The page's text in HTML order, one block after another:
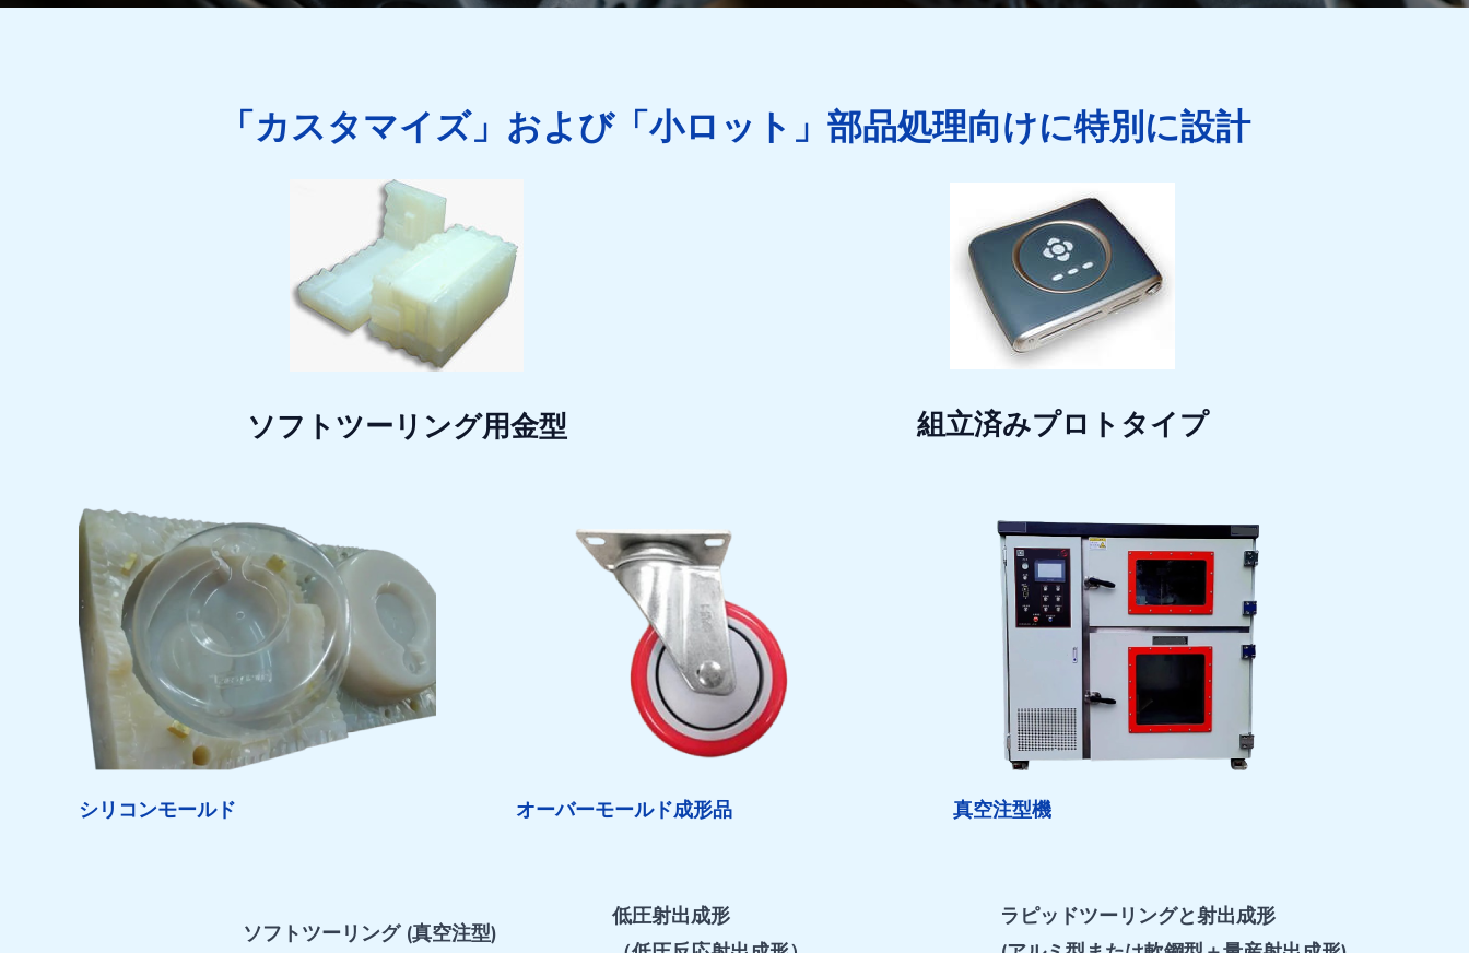
「カスタマイズ」および「小ロット」部品処理向けに特別に設計
ソフトツーリング用金型 組立済みプロトタイプ
シリコンモールド オーバーモールド成形品 真空注型機
ソフトツーリング (真空注型)
低圧射出成形
ラピッドツーリングと射出成形